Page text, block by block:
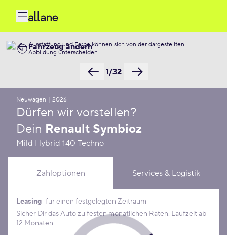
Ausstattung und Farbe können sich von der dargestellten
Abbildung unterscheiden
1/32
Fahrzeug ändern
Neuwagen | 2026
Dürfen wir vorstellen?
Dein Renault Symbioz
Mild Hybrid 140 Techno
Zahloptionen Services & Logistik
Leasing Konditionen
Leasing für einen festgelegten Zeitraum
Sicher Dir das Auto zu festen monatlichen Raten. Laufzeit ab
12 Monaten.